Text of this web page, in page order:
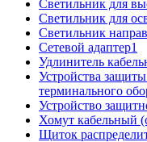
Светильник для
Светильник для
Светильник
Сетевой адаптер1
Удлинитель
Устройства
терминального
Устройство
Хомут кабельный
Щиток